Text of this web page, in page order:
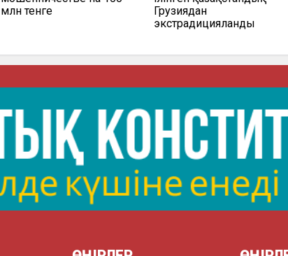
млн тенге
Грузиядан
экстрадицияланды